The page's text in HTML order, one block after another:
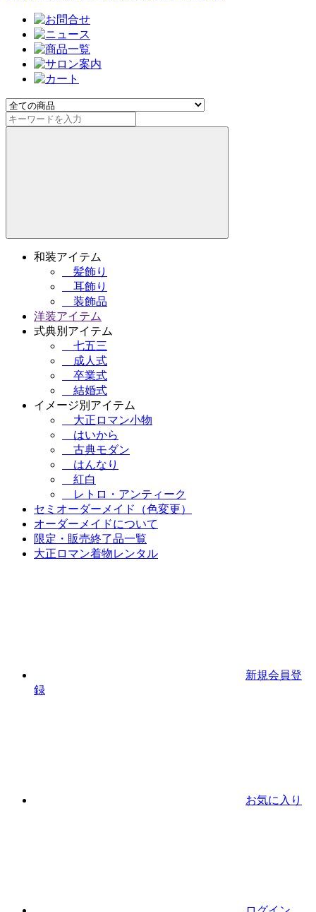
和装アイテム
髪飾り
耳飾り
装飾品
洋装アイテム
式典別アイテム
七五三
成人式
卒業式
結婚式
イメージ別アイテム
大正ロマン小物
はいから
古典モダン
はんなり
紅白
レトロ・アンティーク
セミオーダーメイド（色変更）
オーダーメイドについて
限定・販売終了品一覧
大正ロマン着物レンタル
新規会員登
録
お気に入り